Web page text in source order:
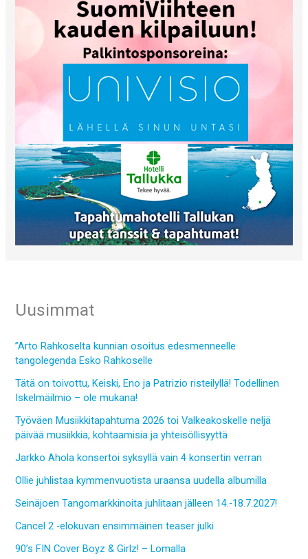
Uusimmat
”Arto Rahkoselta kunnian osoitus edesmenneelle
tangolegenda Esko Rahkoselle
Tätä on toivottu, Keiski, Eno ja Patrizio risteilyllä! Todellinen
Iskelmäilmiö – ole mukana!
Työväen Musiikkitapahtuma 2026 toi Valkeakoskelle neljä
päivää musiikkia, kohtaamisia ja yhteisöllisyyttä
Jarkko Ahola konsertoi syksyllä vain 4 konsertin verran
Ollie juhlistaa kymmenvuotista uraansa uudella albumilla
Seinäjoen Tangomarkkinoita juhlitaan jälleen 14.-18.7.2027!
Cancel 2 -elokuvan ensimmäinen teaser julki
90’s FIN Cover Boyz & Girlz! – Lomalla